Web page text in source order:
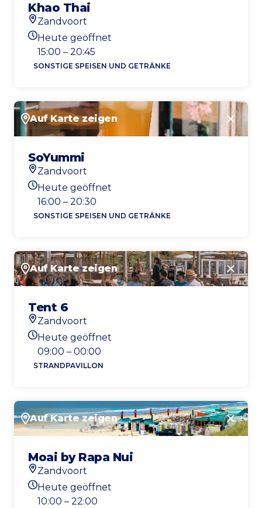
Khao Thai
Standort
Zandvoort
Heutigen Öffnungszeiten
Heute geöffnet
15:00 – 20:45
SONSTIGE SPEISEN UND GETRÄNKE
Auf Karte zeigen
SoYummi
Standort
Zandvoort
Heutigen Öffnungszeiten
Heute geöffnet
16:00 – 20:30
SONSTIGE SPEISEN UND GETRÄNKE
Auf Karte zeigen
Tent 6
Standort
Zandvoort
Heutigen Öffnungszeiten
Heute geöffnet
09:00 – 00:00
STRANDPAVILLON
Auf Karte zeigen
Moai by Rapa Nui
Standort
Zandvoort
Heutigen Öffnungszeiten
Heute geöffnet
10:00 – 22:00